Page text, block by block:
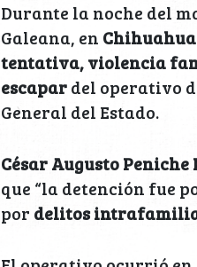
Durante la noche del
Galeana, en Chihuahua
tentativa, violencia
escapardel operativo
General del Estado.
César Augusto Peniche
que “la detención fue
por delitos